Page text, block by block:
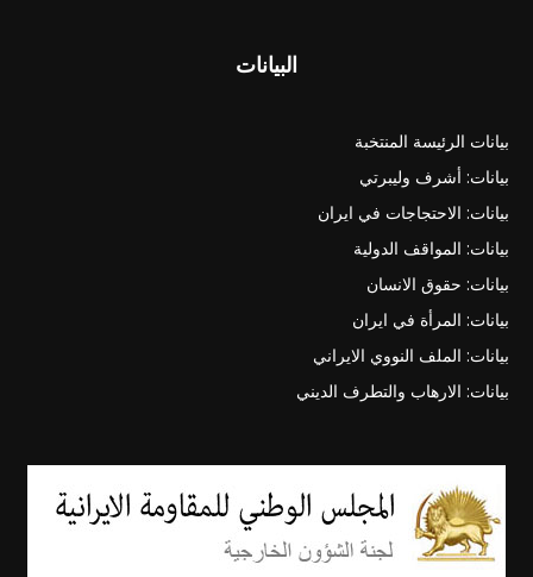
البيانات
بيانات الرئيسة المنتخبة
بيانات: أشرف وليبرتي
بيانات: الاحتجاجات في ايران
بيانات: المواقف الدولية
بيانات: حقوق الانسان
بيانات: المرأة في ايران
بيانات: الملف النووي الايراني
بيانات: الارهاب والتطرف الديني